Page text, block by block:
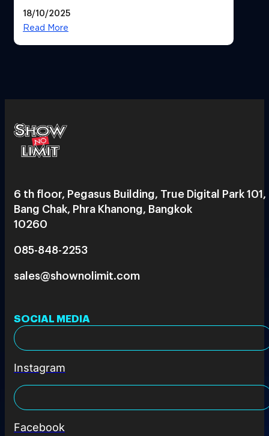
สวยฉ่ำ !
18/10/2025
Read More
6 th floor, Pegasus Building, True Digital Park 101,
Bang Chak, Phra Khanong, Bangkok
10260
085-848-2253
sales@shownolimit.com
SOCIAL MEDIA
Instagram
Facebook